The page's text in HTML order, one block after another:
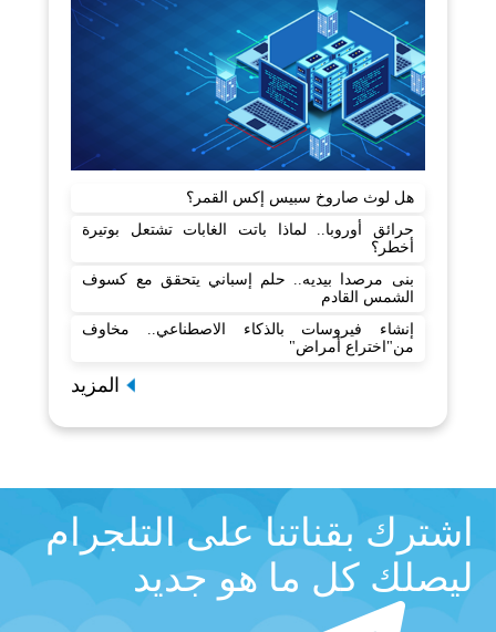
هل لوث صاروخ سبيس إكس القمر؟
حرائق أوروبا.. لماذا باتت الغابات تشتعل بوتيرة
أخطر؟
بنى مرصدا بيديه.. حلم إسباني يتحقق مع كسوف
الشمس القادم
إنشاء فيروسات بالذكاء الاصطناعي.. مخاوف
من"اختراع أمراض"
المزيد
اشترك بقناتنا على التلجرام
ليصلك كل ما هو جديد